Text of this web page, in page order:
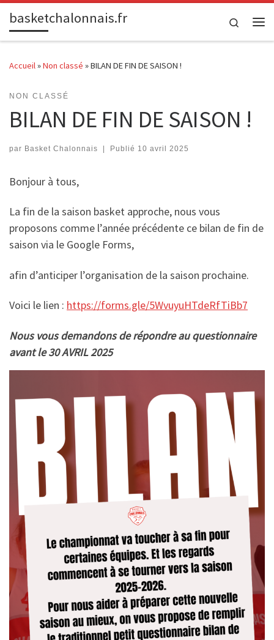
Passer au contenu
basketchalonnais.fr
Search
Accueil»Non classé »BILAN DE FIN DE SAISON !
NON CLASSÉ
BILAN DE FIN DE SAISON !
par Basket Chalonnais | Publié 10 avril 2025
Bonjour à tous,
La fin de la saison basket approche, nous vous
proposons comme l’année précédente ce bilan de fin de
saison via le Google Forms,
afin d’anticiper l’organisation de la saison prochaine.
Voici le lien : https://forms.gle/5WvuyuHTdeRfTiBb7
Nous vous demandons de répondre au questionnaire
avant le 30 AVRIL 2025